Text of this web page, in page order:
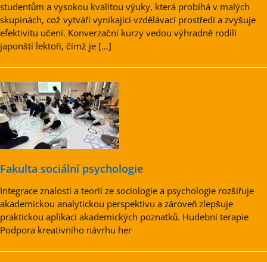
studentům a vysokou kvalitou výuky, která probíhá v malých
skupinách, což vytváří vynikající vzdělávací prostředí a zvyšuje
efektivitu učení. Konverzační kurzy vedou výhradně rodilí
japonští lektoři, čímž je […]
Fakulta sociální psychologie
Integrace znalostí a teorií ze sociologie a psychologie rozšiřuje
akademickou analytickou perspektivu a zároveň zlepšuje
praktickou aplikaci akademických poznatků. Hudební terapie
Podpora kreativního návrhu her